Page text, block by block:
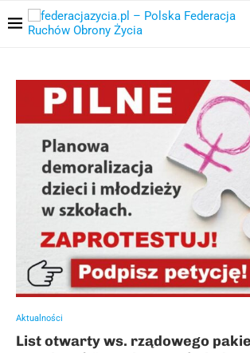
Aktualności
List otwarty ws. rządowego